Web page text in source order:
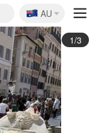
🇦🇺
AU
2/3